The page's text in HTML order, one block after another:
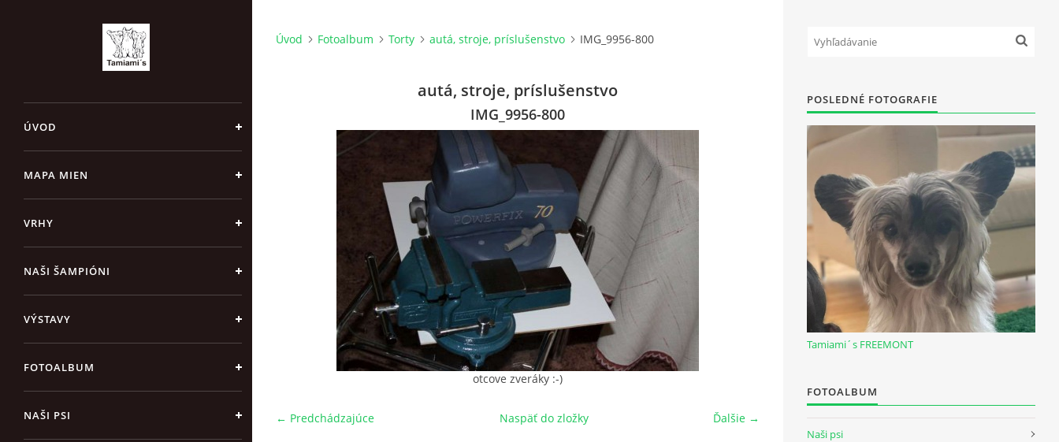
ÚVOD
MAPA MIEN
VRHY
NAŠI ŠAMPIÓNI
VÝSTAVY
FOTOALBUM
NAŠI PSI
Úvod Fotoalbum Torty autá, stroje, príslušenstvo IMG_9956-800
autá, stroje, príslušenstvo
IMG_9956-800
otcove zveráky :-)
← Predchádzajúce Ďalšie →
Naspäť do zložky
POSLEDNÉ FOTOGRAFIE
Tamiami´s FREEMONT
FOTOALBUM
Naši psi